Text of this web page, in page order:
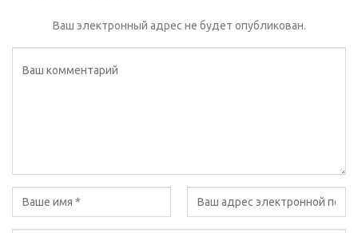
Ваш электронный адрес не будет опубликован.